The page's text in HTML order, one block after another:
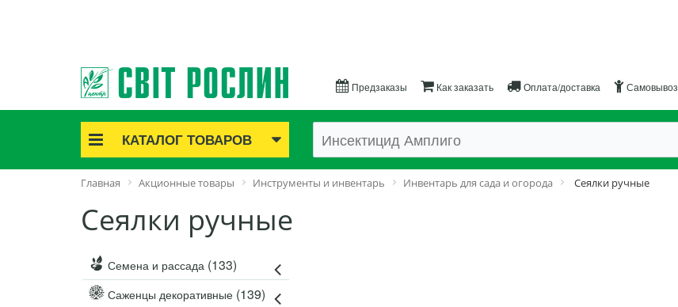
Предзаказы Как заказать Оплата/доставка Самовывоз
КАТАЛОГ ТОВАРОВ
Акционные товары
Саженцы роз
Саженцы плодово-ягодные
Семенной картофель
Семена и рассада
Главная Акционные товары Инструменты и инвентарь Инвентарь для сада и огорода Сеялки ручные
Сеялки ручные
Семена и рассада (133)
Саженцы декоративные (139)